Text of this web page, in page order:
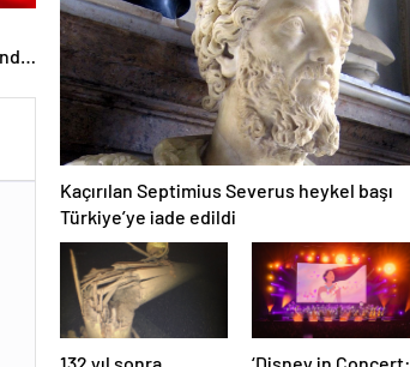
FenerbahÃ§e’ye
gÃ¶nderme
Kaçırılan Septimius Severus heykel başı
Türkiye’ye iade edildi